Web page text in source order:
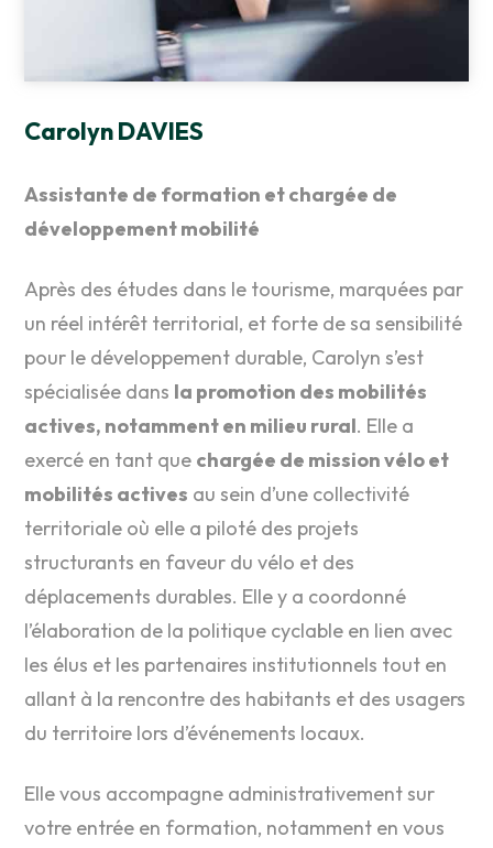
Carolyn DAVIES
Assistante de formation et chargée de
développement mobilité
Après des études dans le tourisme, marquées par
un réel intérêt territorial, et forte de sa sensibilité
pour le développement durable, Carolyn s’est
spécialisée dans la promotion des mobilités
actives, notamment en milieu rural. Elle a
exercé en tant que chargée de mission vélo et
mobilités actives au sein d’une collectivité
territoriale où elle a piloté des projets
structurants en faveur du vélo et des
déplacements durables. Elle y a coordonné
l’élaboration de la politique cyclable en lien avec
les élus et les partenaires institutionnels tout en
allant à la rencontre des habitants et des usagers
du territoire lors d’événements locaux.
Elle vous accompagne administrativement sur
votre entrée en formation, notamment en vous